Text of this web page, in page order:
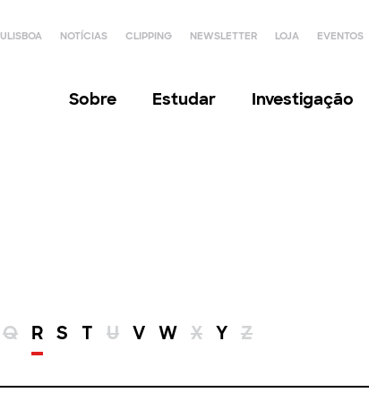
ULISBOA NOTÍCIAS CLIPPING NEWSLETTER LOJA EVENTOS
Sobre Estudar Investigação
Q R S T U V W X Y Z